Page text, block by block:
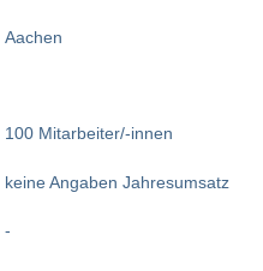
Aachen
100 Mitarbeiter/-innen
keine Angaben Jahresumsatz
-